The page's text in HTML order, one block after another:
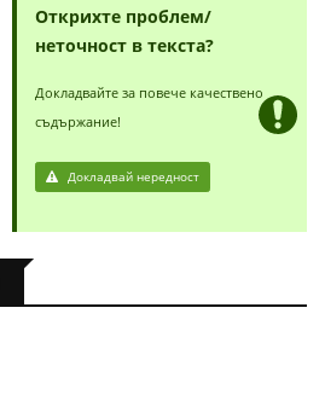
Открихте проблем/
неточност в текста?
Докладвайте за повече качествено
съдържание!
Докладвай нередност